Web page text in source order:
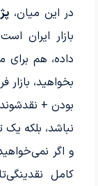
در این میان،
بازار ایران
داده، هم
بخواهید،
بودن +
نباشد، بلکه یک
و اگر
کامل